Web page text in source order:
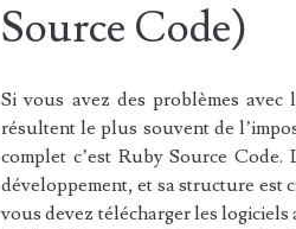
Source Code)
Si vous avez des problèmes
résultent le plus souvent de
complet c’est Ruby Source
développement, et sa structure est
vous devez télécharger les logiciels